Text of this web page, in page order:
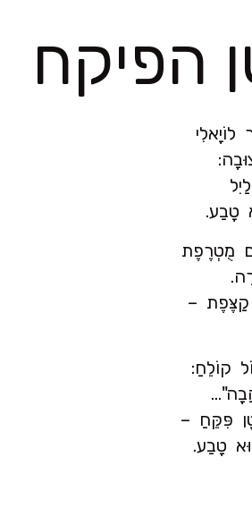
הפיקח
טָבַע.
מֻטְרֶפֶת
קַצֶּפֶת –
קוֹלֵחַ:
פִּקֵּחַ –
טָבַע.